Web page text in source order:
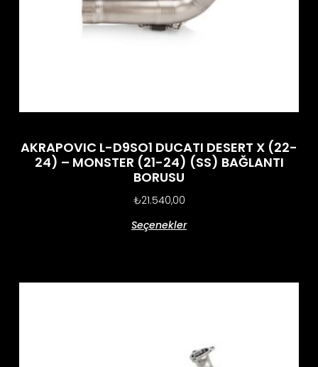
AKRAPOVIC L-D9SO1 DUCATI DESERT X (22-
24) – MONSTER (21-24) (SS) BAĞLANTI
BORUSU
₺21.540,00
Seçenekler